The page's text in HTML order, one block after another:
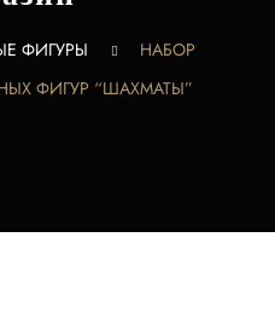
ФИГУРЫ
НАБОР
ФИГУР “ШАХМАТЫ”